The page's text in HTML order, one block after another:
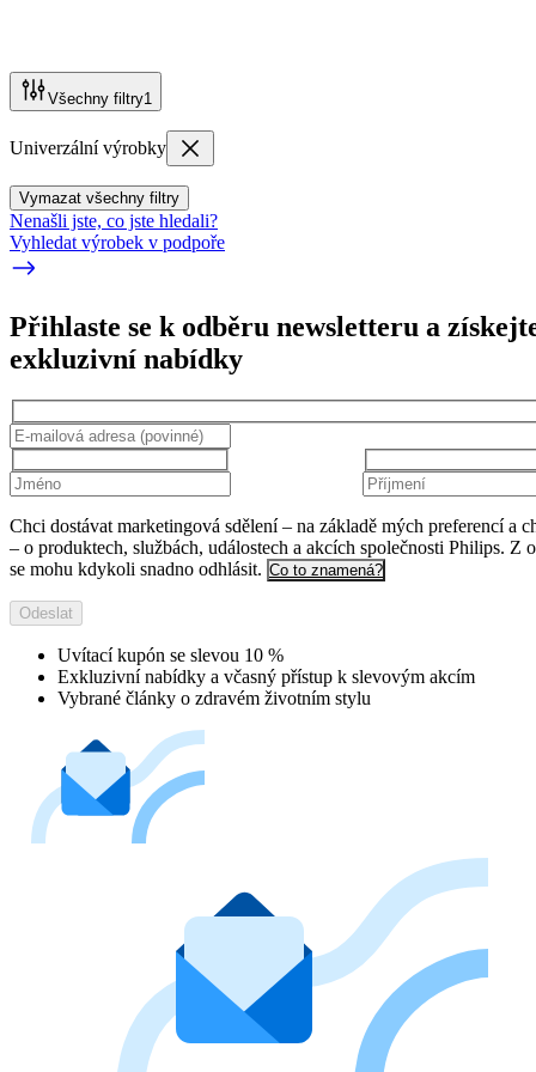
Všechny filtry1
Univerzální výrobky
Vymazat všechny filtry
Nenašli jste, co jste hledali?
Vyhledat výrobek v podpoře
Přihlaste se k odběru newsletteru a
exkluzivní nabídky
Chci dostávat marketingová sdělení – na základě mých preferencí a
– o produktech, službách, událostech a akcích společnosti Philips. Z
se mohu kdykoli snadno odhlásit. Co to znamená?
Odeslat
Uvítací kupón se slevou 10 %
Exkluzivní nabídky a včasný přístup k slevovým akcím
Vybrané články o zdravém životním stylu